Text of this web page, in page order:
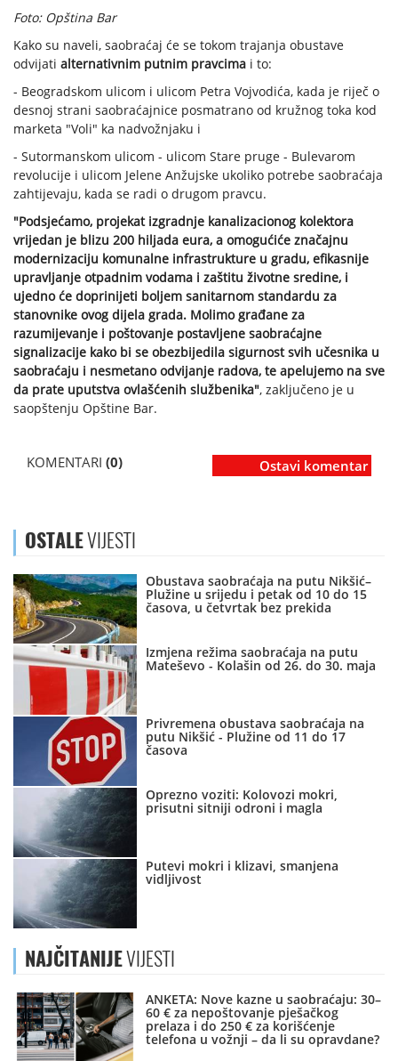
Foto: Opština Bar
Kako su naveli, saobraćaj će se tokom trajanja obustave
odvijati alternativnim putnim pravcima i to:
- Beogradskom ulicom i ulicom Petra Vojvodića, kada je riječ o
desnoj strani saobraćajnice posmatrano od kružnog toka kod
marketa "Voli" ka nadvožnjaku i
- Sutormanskom ulicom - ulicom Stare pruge - Bulevarom
revolucije i ulicom Jelene Anžujske ukoliko potrebe saobraćaja
zahtijevaju, kada se radi o drugom pravcu.
"Podsjećamo, projekat izgradnje kanalizacionog kolektora
vrijedan je blizu 200 hiljada eura, a omogućiće značajnu
modernizaciju komunalne infrastrukture u gradu, efikasnije
upravljanje otpadnim vodama i zaštitu životne sredine, i
ujedno će doprinijeti boljem sanitarnom standardu za
stanovnike ovog dijela grada. Molimo građane za
razumijevanje i poštovanje postavljene saobraćajne
signalizacije kako bi se obezbijedila sigurnost svih učesnika u
saobraćaju i nesmetano odvijanje radova, te apelujemo na sve
da prate uputstva ovlašćenih službenika", zaključeno je u
saopštenju Opštine Bar.
KOMENTARI (0) Ostavi komentar
OSTALEVIJESTI
Obustava saobraćaja na putu Nikšić–
Plužine u srijedu i petak od 10 do 15
časova, u četvrtak bez prekida
Izmjena režima saobraćaja na putu
Mateševo - Kolašin od 26. do 30. maja
Privremena obustava saobraćaja na
putu Nikšić - Plužine od 11 do 17
časova
Oprezno voziti: Kolovozi mokri,
prisutni sitniji odroni i magla
Putevi mokri i klizavi, smanjena
vidljivost
NAJČITANIJEVIJESTI
ANKETA: Nove kazne u saobraćaju: 30–
60 € za nepoštovanje pješačkog
prelaza i do 250 € za korišćenje
telefona u vožnji – da li su opravdane?